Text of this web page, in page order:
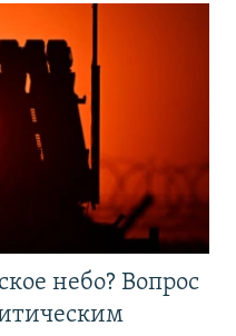
небо? Вопрос